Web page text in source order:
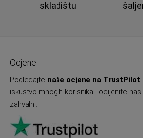
skladištu
Ocjene
Pogledajte naše ocjene na TrustPilot
iskustvo mnogih korisnika i ocijenite
zahvalni.